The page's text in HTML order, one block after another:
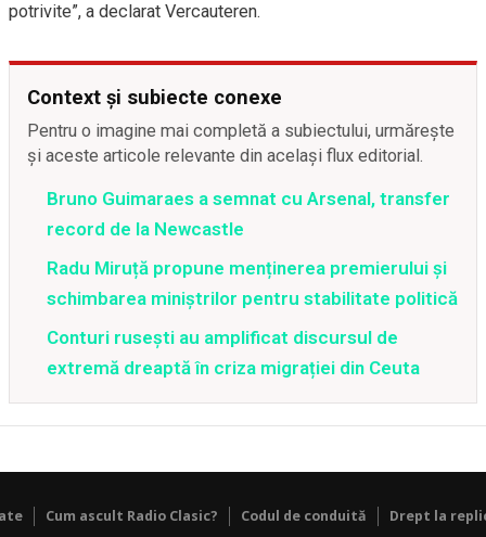
potrivite”, a declarat Vercauteren.
Context și subiecte conexe
Pentru o imagine mai completă a subiectului, urmărește
și aceste articole relevante din același flux editorial.
Bruno Guimaraes a semnat cu Arsenal, transfer
record de la Newcastle
Radu Miruță propune menținerea premierului și
schimbarea miniștrilor pentru stabilitate politică
Conturi rusești au amplificat discursul de
extremă dreaptă în criza migrației din Ceuta
Cum ascult Radio Clasic? Codul de conduită Drept la